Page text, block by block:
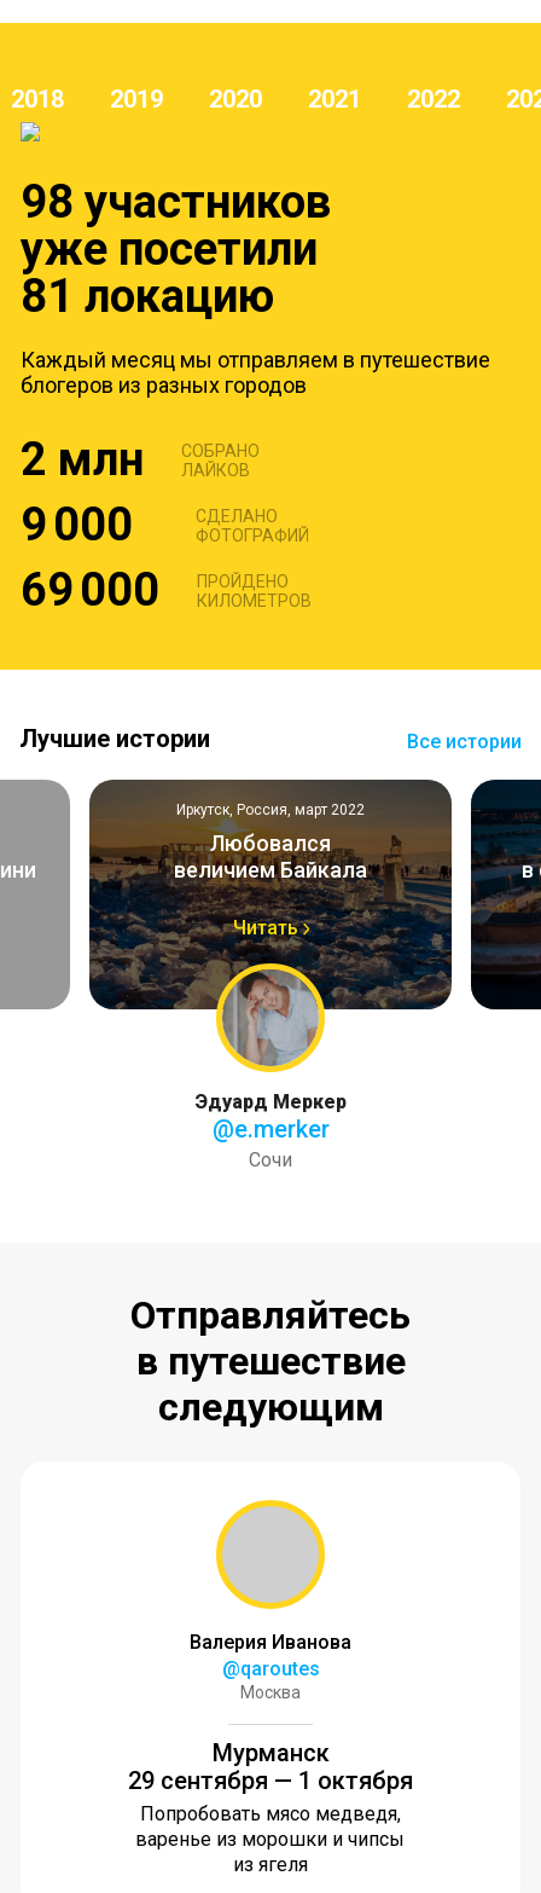
2018 2019 2020 2021 2022
98 участников
уже посетили
81 локацию
Каждый месяц мы отправляем в путешествие
блогеров из разных городов
СОБРАНО
ЛАЙКОВ
2 млн
СДЕЛАНО
ФОТОГРАФИЙ
9 000
ПРОЙДЕНО
КИЛОМЕТРОВ
69 000
Лучшие истории Все истории
Иркутск, Россия, март 2022
Любовался
величием Байкала
Читать
Эдуард Меркер
@e.merker
Сочи
в
Отправляйтесь
в путешествие
следующим
Валерия Иванова
@qaroutes
Москва
Мурманск
29 сентября — 1 октября
Попробовать мясо медведя,
варенье из морошки и чипсы
из ягеля